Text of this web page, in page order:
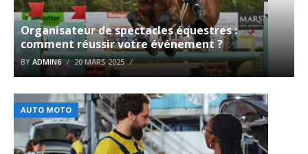
Organisateur de spectacles équestres :
comment réussir votre événement ?
BY ADMIN6 20 MARS 2025
AUTO MOTO